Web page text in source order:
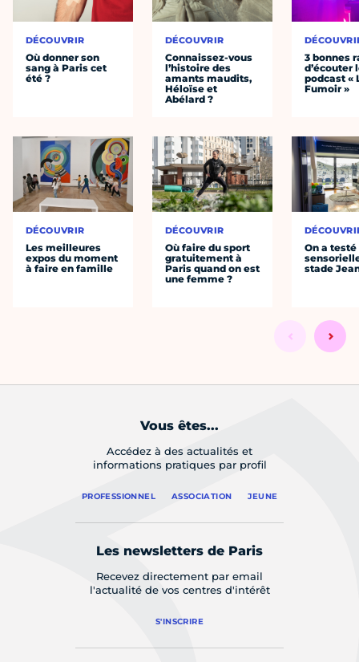
DÉCOUVRIR
Où donner son
sang à Paris cet
été ?
DÉCOUVRIR
Les meilleures
expos du moment
à faire en famille
DÉCOUVRIR
Connaissez-vous
l’histoire des
amants maudits,
Héloïse et
Abélard ?
DÉCOUVRIR
Où faire du sport
gratuitement à
Paris quand on est
une femme ?
3 bonnes
d’écouter
podcast «
Fumoir »
On a
stade
Vous êtes...
Accédez à des actualités et
informations pratiques par profil
PROFESSIONNEL ASSOCIATION JEUNE
Les newsletters de Paris
Recevez directement par email
l'actualité de vos centres d'intérêt
S'INSCRIRE